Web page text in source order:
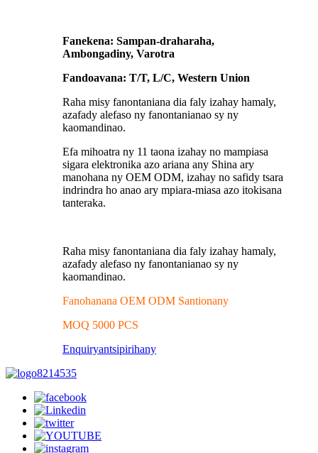
Fanekena: Sampan-draharaha,
Ambongadiny, Varotra
Fandoavana: T/T, L/C, Western Union
Raha misy fanontaniana dia faly izahay hamaly,
azafady alefaso ny fanontanianao sy ny
kaomandinao.
Efa mihoatra ny 11 taona izahay no mampiasa
sigara elektronika azo ariana any Shina ary
manohana ny OEM ODM, izahay no safidy tsara
indrindra ho anao ary mpiara-miasa azo itokisana
tanteraka.
Raha misy fanontaniana dia faly izahay hamaly,
azafady alefaso ny fanontanianao sy ny
kaomandinao.
Fanohanana OEM ODM Santionany
MOQ 5000 PCS
Enquiryantsipirihany